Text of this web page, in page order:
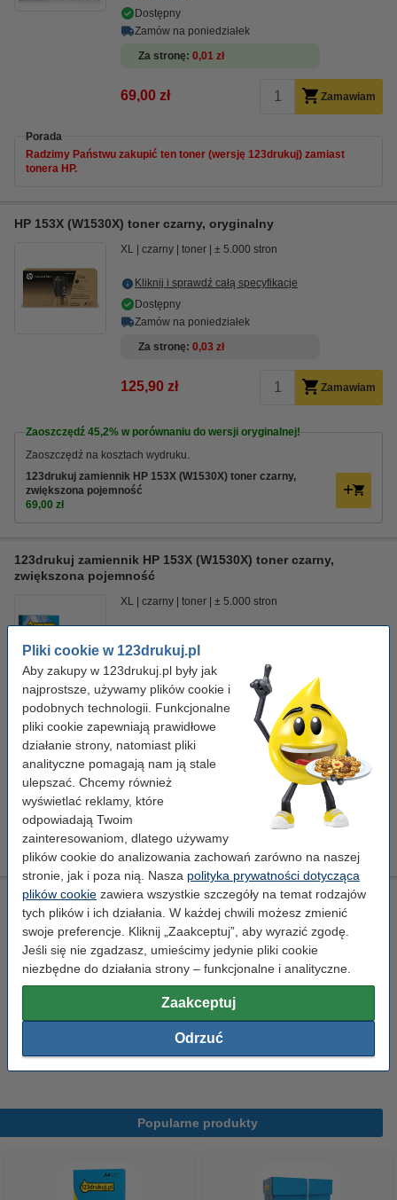
Pliki cookie w 123drukuj.pl
Aby zakupy w 123drukuj.pl były jak
najprostsze, używamy plików cookie i
podobnych technologii. Funkcjonalne
pliki cookie zapewniają prawidłowe
działanie strony, natomiast pliki
analityczne pomagają nam ją stale
ulepszać. Chcemy również
wyświetlać reklamy, które
odpowiadają Twoim
zainteresowaniom, dlatego używamy
plików cookie do analizowania zachowań zarówno na naszej
stronie, jak i poza nią. Nasza polityka prywatności dotycząca
plików cookie zawiera wszystkie szczegóły na temat rodzajów
tych plików i ich działania. W każdej chwili możesz zmienić
swoje preferencje. Kliknij „Zaakceptuj”, aby wyrazić zgodę.
Jeśli się nie zgadzasz, umieścimy jedynie pliki cookie
niezbędne do działania strony – funkcjonalne i analityczne.
Zaakceptuj
Odrzuć
Dostępny
Zamów na poniedziałek
Za stronę 0,01 zł
69,00 zł Zamawiam
Porada
Radzimy Państwu zakupić ten toner (wersję 123drukuj) zamiast
tonera HP.
HP 153X (W1530X) toner czarny, oryginalny
XL czarny toner ± 5.000 stron
Kliknij i sprawdź całą specyfikacje
Dostępny
Zamów na poniedziałek
Za stronę 0,03 zł
125,90 zł Zamawiam
Zaoszczędź 45,2% w porównaniu do wersji oryginalnej!
Zaoszczędź na kosztach wydruku.
123drukuj zamiennik HP 153X (W1530X) toner czarny,
zwiększona pojemność
69,00 zł
123drukuj zamiennik HP 153X (W1530X) toner czarny,
zwiększona pojemność
XL czarny toner ± 5.000 stron
Zaoszczędź
oryginalnej!
Dostępny
Zamów na poniedziałek
Za stronę 0,01 zł
69,00 zł Zamawiam
Porada
Radzimy Państwu zakupić ten toner (wersję 123drukuj) zamiast
tonera HP.
Ściereczka do czyszczenia drukarki laserowej
ściereczka do czyszczenia 43 x 32 cm
żółty
999058
Kliknij i sprawdź całą specyfikacje
Zamów na poniedziałek
Popularne produkty